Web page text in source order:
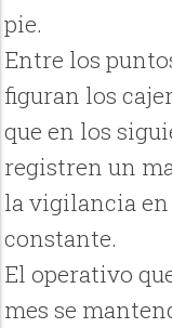
pie.
Entre los
figuran los
que en los
registren un
la vigilancia
constante.
El operativo
mes se